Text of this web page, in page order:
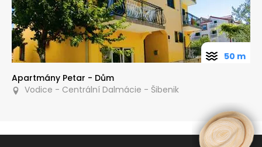
Apartmány Petar - Dům
Vodice - Centrální Dalmácie - Šibenik
50 m